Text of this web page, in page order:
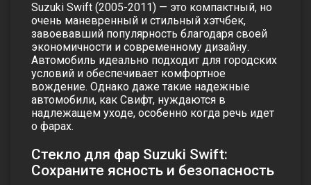
Suzuki Swift (2005-2011) — это компактный, но
очень маневренный и стильный хэтчбек,
завоевавший популярность благодаря своей
экономичности и современному дизайну.
Автомобиль идеально подходит для городских
условий и обеспечивает комфортное
вождение. Однако даже такие надежные
автомобили, как Свифт, нуждаются в
надлежащем уходе, особенно когда речь идет
о фарах.
Стекло для фар Suzuki Swift:
Сохраните ясность и безопасность